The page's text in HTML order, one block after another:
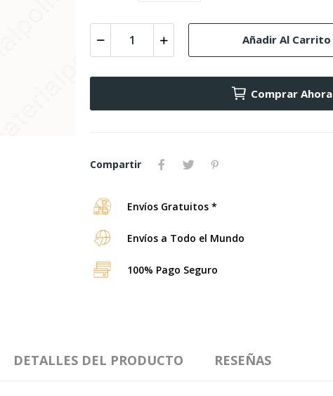
Añadir Al Carrito
Comprar Ahora
Compartir
Envíos Gratuitos *
Envíos a Todo el Mundo
100% Pago Seguro
DETALLES DEL PRODUCTO RESEÑAS